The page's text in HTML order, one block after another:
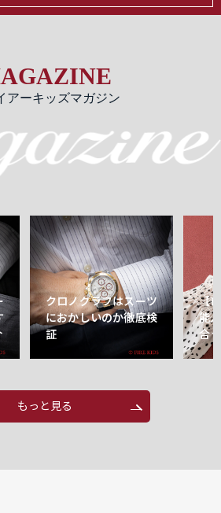
アーキッズマガジン
クロノグラフはスーツ
におかしいのか徹底検
証
【
能
合
もっと見る